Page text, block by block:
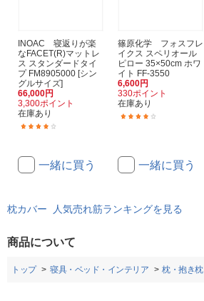
INOAC 寝返りが楽
なFACET(R)マットレ
ス スタンダードタイ
プ FM8905000 [シン
グルサイズ]
66,000円
3,300ポイント
在庫あり
一緒に買う
篠原化学 フォスフレ
イクス スペリオール
ピロー 35×50cm ホワ
イト FF-3550
6,600円
330ポイント
在庫あり
一緒に買う
枕カバー 人気売れ筋ランキングを見る
商品について
トップ 寝具・ベッド・インテリア 枕・抱き枕